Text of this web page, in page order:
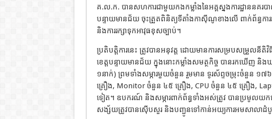
គ.ល.ក. បានសហការជាមួយកងកម្លាំងនៃអគ្គស្នងការដ្ឋាននគរប
បន្ទាយមានជ័យ ចុះត្រួតពិនិត្យទីតាំងកាស៊ីណូខាងលើ ពាក់ព័ន្ធការឆប
និងការរក្សាទុកអាវុធខុសច្បាប់។
ប្រតិបត្តិការនេះ ត្រូវបានអនុវត្ត ដោយមានការសម្របសម្រួលនីតិវិ
ខេត្តបន្ទាយមានជ័យ ក្នុងនោះកម្លាំងសមត្ថកិច្ច បានរកឃើញ
១នាក់) ព្រមទាំងសម្ភារមួយចំនួន រួមមាន ទូរស័ព្ទចម្រុះចំនួន ១
គ្រឿង, Monitor ចំនួន ៤៥ គ្រឿង, CPU ចំនួន ៤៥ គ្រឿង,
ទៀត។ ឧបករណ៍ និងសម្ភារពាក់ព័ន្ធទាំងអស់ត្រូវ បានប្រមូលយក
សង្ស័យត្រូវបានស៊ើបសួរ និងបញ្ជូនទៅកាន់អយ្យការអមសាលាដំបូ